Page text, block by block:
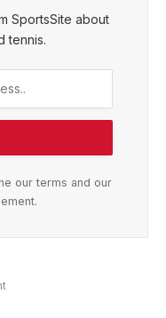
SportsSite about
tennis.
our terms and our